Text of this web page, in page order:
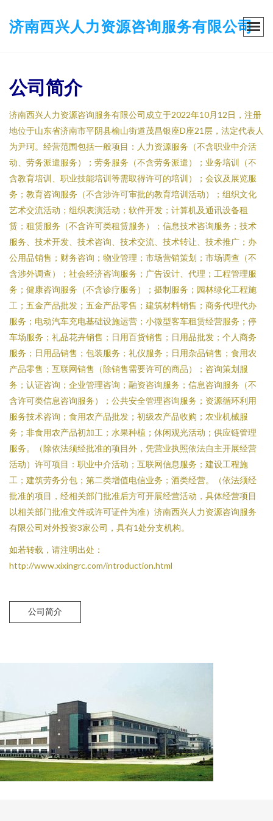
济南西兴人力资源咨询服务有限公司
公司简介
济南西兴人力资源咨询服务有限公司成立于2022年10月12日，注册
地位于山东省济南市平阴县榆山街道茂昌银座D座21层，法定代表人
为尹珂。经营范围包括一般项目：人力资源服务（不含职业中介活
动、劳务派遣服务）；劳务服务（不含劳务派遣）；业务培训（不
含教育培训、职业技能培训等需取得许可的培训）；会议及展览服
务；教育咨询服务（不含涉许可审批的教育培训活动）；组织文化
艺术交流活动；组织表演活动；软件开发；计算机及通讯设备租
赁；租赁服务（不含许可类租赁服务）；信息技术咨询服务；技术
服务、技术开发、技术咨询、技术交流、技术转让、技术推广；办
公用品销售；财务咨询；物业管理；市场营销策划；市场调查（不
含涉外调查）；社会经济咨询服务；广告设计、代理；工程管理服
务；健康咨询服务（不含诊疗服务）；摄制服务；园林绿化工程施
工；五金产品批发；五金产品零售；建筑材料销售；商务代理代办
服务；电动汽车充电基础设施运营；小微型客车租赁经营服务；停
车场服务；礼品花卉销售；日用百货销售；日用品批发；个人商务
服务；日用品销售；包装服务；礼仪服务；日用杂品销售；食用农
产品零售；互联网销售（除销售需要许可的商品）；咨询策划服
务；认证咨询；企业管理咨询；融资咨询服务；信息咨询服务（不
含许可类信息咨询服务）；公共安全管理咨询服务；资源循环利用
服务技术咨询；食用农产品批发；初级农产品收购；农业机械服
务；非食用农产品初加工；水果种植；休闲观光活动；供应链管理
服务。（除依法须经批准的项目外，凭营业执照依法自主开展经营
活动）许可项目：职业中介活动；互联网信息服务；建设工程施
工；建筑劳务分包；第二类增值电信业务；酒类经营。（依法须经
批准的项目，经相关部门批准后方可开展经营活动，具体经营项目
以相关部门批准文件或许可证件为准）济南西兴人力资源咨询服务
有限公司对外投资3家公司，具有1处分支机构。
如若转载，请注明出处：
http://www.xixingrc.com/introduction.html
公司简介